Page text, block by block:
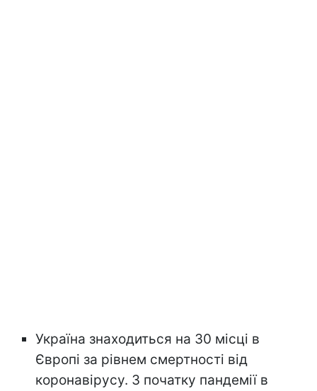
Україна знаходиться на 30 місці в
Європі за рівнем смертності від
коронавірусу. З початку пандемії в